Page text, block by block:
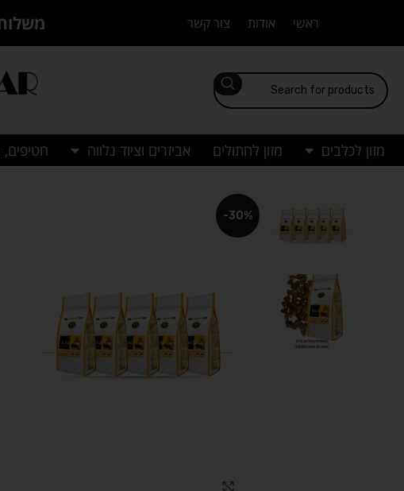
ראשי אודות צור קשר
מזון לכלבים מזון לחתולים אביזרים וציוד נלווה
-30%